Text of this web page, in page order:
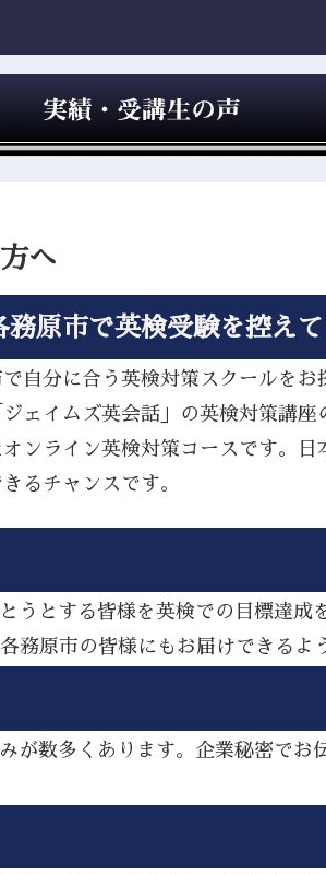
へ
務原市で英検受験を控え
自分に合う英検対策スクールを
ジェイムズ英会話」の英検対策講
オンライン英検対策コースです。
るチャンスです。
うとする皆様を英検での目標達
務原市の皆様にもお届けできるよ
が数多くあります。企業秘密で